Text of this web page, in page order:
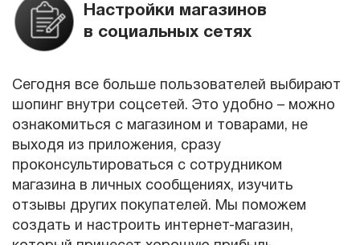
Настройки магазинов
в социальных сетях
Сегодня все больше пользователей выбирают
шопинг внутри соцсетей. Это удобно – можно
ознакомиться с магазином и товарами, не
выходя из приложения, сразу
проконсультироваться с сотрудником
магазина в личных сообщениях, изучить
отзывы других покупателей. Мы поможем
создать и настроить интернет-магазин,